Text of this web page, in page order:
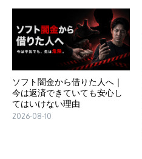
ソフト闇金から借りた人へ｜
今は返済できていても安心し
てはいけない理由
2026-08-10